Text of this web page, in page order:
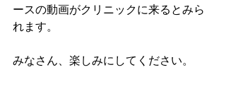
ースの動画がクリニックに来るとみら
れます。
みなさん、楽しみにしてください。